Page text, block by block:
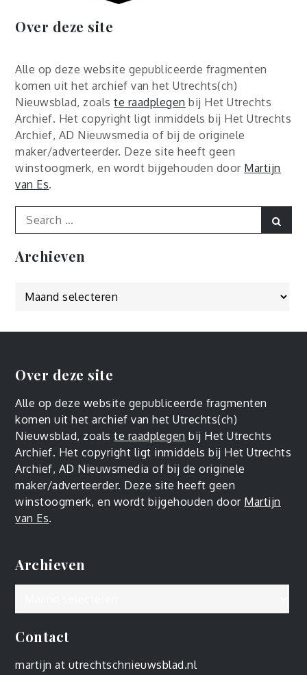
Over deze site
Alle op deze website gepubliceerde fragmenten
komen uit het archief van het Utrechts(ch)
Nieuwsblad, zoalste raadplegen bij Het Utrechts
Archief. Het copyright ligt inmiddels bij Het Utrechts
Archief, AD Nieuwsmedia of bij de originele
maker/adverteerder. Deze site heeft geen
winstoogmerk, en wordt bijgehouden door Martijn
van Es.
Search
for:
Archieven
Over deze site
Alle op deze website gepubliceerde fragmenten
komen uit het archief van het Utrechts(ch)
Nieuwsblad, zoalste raadplegen bij Het Utrechts
Archief. Het copyright ligt inmiddels bij Het Utrechts
Archief, AD Nieuwsmedia of bij de originele
maker/adverteerder. Deze site heeft geen
winstoogmerk, en wordt bijgehouden door Martijn
van Es.
Archieven
Contact
martijn at utrechtschnieuwsblad.nl